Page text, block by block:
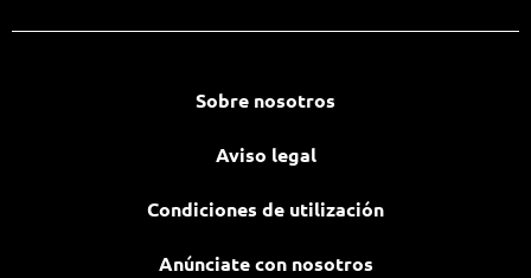
Sobre nosotros
Aviso legal
Condiciones de utilización
Anúnciate con nosotros